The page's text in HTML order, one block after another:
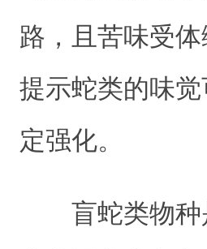
路，且苦味受
提示蛇类的味
定强化。
盲蛇类物